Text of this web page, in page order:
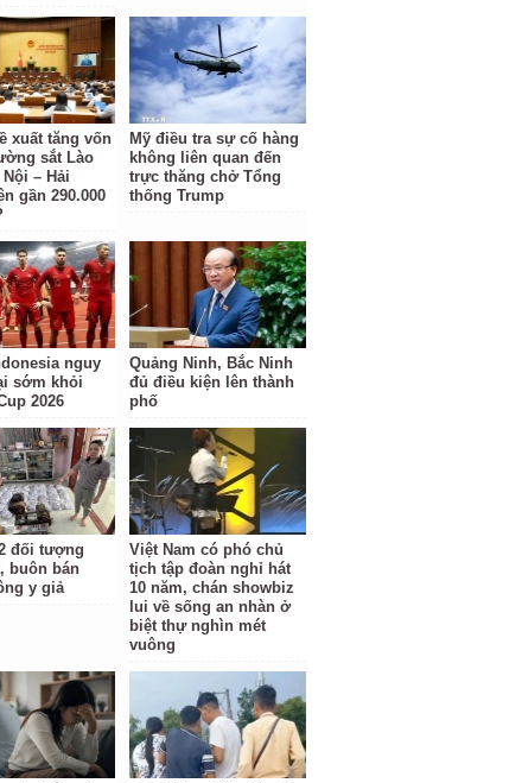
xuất tăng vốn
sắt Lào
Nội – Hải
gần 290.000
Mỹ điều tra sự cố hàng
không liên quan đến
trực thăng chở Tổng
thống Trump
nguy
sớm khỏi
2026
Quảng Ninh, Bắc Ninh
đủ điều kiện lên thành
phố
đối tượng
buôn bán
y giả
Việt Nam có phó chủ
tịch tập đoàn nghỉ hát
10 năm, chán showbiz
lui về sống an nhàn ở
biệt thự nghìn mét
vuông